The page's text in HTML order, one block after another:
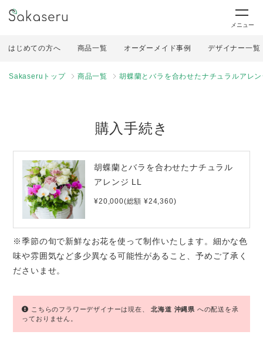
メニュー
はじめての方へ 商品一覧 オーダーメイド事例 デザイナー一覧
Sakaseruトップ 商品一覧 胡蝶蘭とバラを合わせたナチュラルアレ
購入手続き
胡蝶蘭とバラを合わせたナチュラル
アレンジ LL
¥20,000(総額 ¥24,360)
※季節の旬で新鮮なお花を使って制作いたします。細かな色
味や雰囲気など多少異なる可能性があること、予めご了承く
ださいませ。
こちらのフラワーデザイナーは現在、北海道 沖縄県 への配送を承
っておりません。